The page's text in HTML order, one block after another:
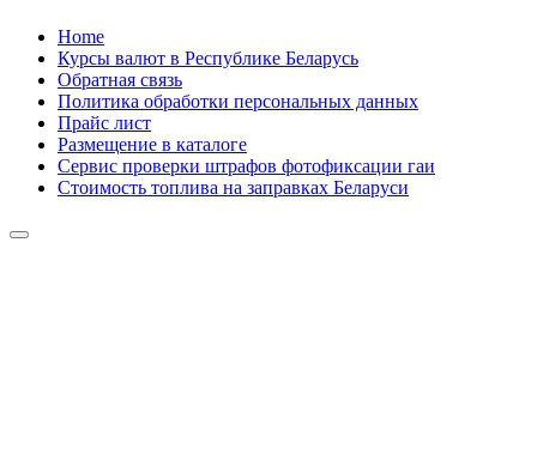
Skip
content
Home
Курсы валют в Республике Беларусь
Обратная связь
Политика обработки персональных данных
Прайс лист
Размещение в каталоге
Сервис проверки штрафов фотофиксации гаи
Стоимость топлива на заправках Беларуси